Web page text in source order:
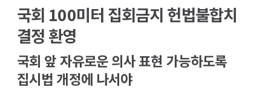
국회 100미터 집회금지 헌법불합치
결정 환영
국회 앞 자유로운 의사 표현 가능하도록
집시법 개정에 나서야